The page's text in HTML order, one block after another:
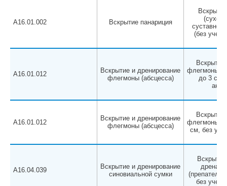
A16.01.002 Вскрытие панариция
(без
A16.01.012
Вскрытие и дренирование
флегмоны (абсцесса)
флегмоны,
до 3 см,
A16.01.012
Вскрытие и дренирование
флегмоны (абсцесса)
флегмоны,
см, без
A16.04.039
Вскрытие и дренирование
синовиальной сумки
дренаж
без